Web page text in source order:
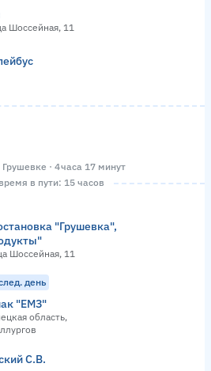
Шоссейная, 11
· 4 часа 17 минут
в пути: 15 часов
"Грушевка",
Шоссейная, 11
день
"ЕМЗ"
область,
С.В.